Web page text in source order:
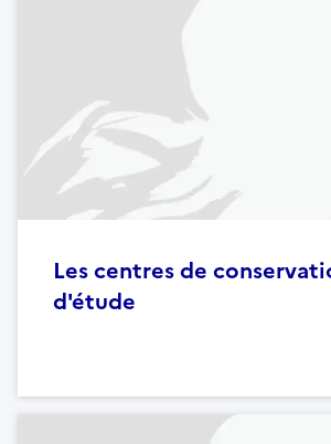
Les centres de
d'étude